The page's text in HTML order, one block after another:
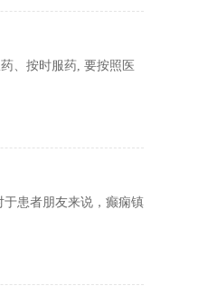
、按时服药, 要按照医
患者朋友来说，癫痫镇